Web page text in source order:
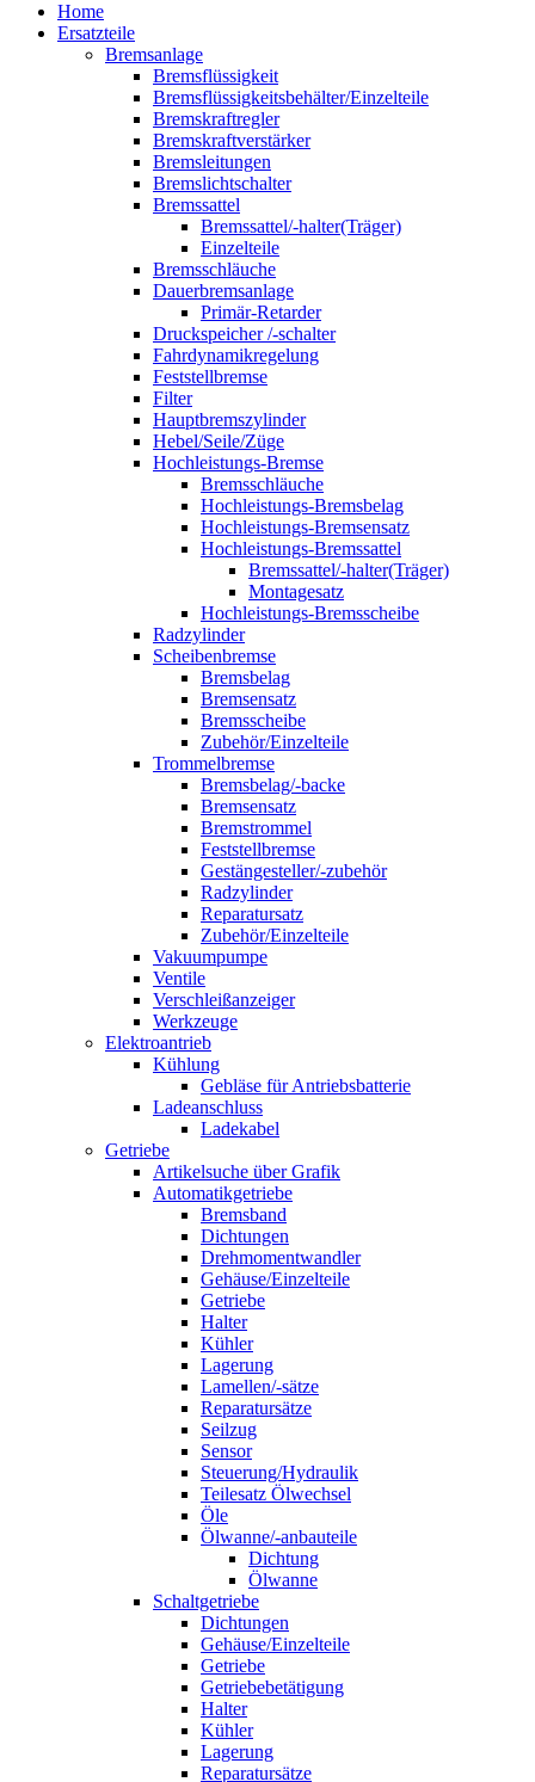
Home
Ersatzteile
Bremsanlage
Bremsflüssigkeit
Bremsflüssigkeitsbehälter/Einzelteile
Bremskraftregler
Bremskraftverstärker
Bremsleitungen
Bremslichtschalter
Bremssattel
Bremssattel/-halter(Träger)
Einzelteile
Bremsschläuche
Dauerbremsanlage
Primär-Retarder
Druckspeicher /-schalter
Fahrdynamikregelung
Feststellbremse
Filter
Hauptbremszylinder
Hebel/Seile/Züge
Hochleistungs-Bremse
Bremsschläuche
Hochleistungs-Bremsbelag
Hochleistungs-Bremsensatz
Hochleistungs-Bremssattel
Bremssattel/-halter(Träger)
Montagesatz
Hochleistungs-Bremsscheibe
Radzylinder
Scheibenbremse
Bremsbelag
Bremsensatz
Bremsscheibe
Zubehör/Einzelteile
Trommelbremse
Bremsbelag/-backe
Bremsensatz
Bremstrommel
Feststellbremse
Gestängesteller/-zubehör
Radzylinder
Reparatursatz
Zubehör/Einzelteile
Vakuumpumpe
Ventile
Verschleißanzeiger
Werkzeuge
Elektroantrieb
Kühlung
Gebläse für Antriebsbatterie
Ladeanschluss
Ladekabel
Getriebe
Artikelsuche über Grafik
Automatikgetriebe
Bremsband
Dichtungen
Drehmomentwandler
Gehäuse/Einzelteile
Getriebe
Halter
Kühler
Lagerung
Lamellen/-sätze
Reparatursätze
Seilzug
Sensor
Steuerung/Hydraulik
Teilesatz Ölwechsel
Öle
Ölwanne/-anbauteile
Dichtung
Ölwanne
Schaltgetriebe
Dichtungen
Gehäuse/Einzelteile
Getriebe
Getriebebetätigung
Halter
Kühler
Lagerung
Reparatursätze